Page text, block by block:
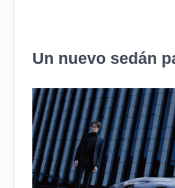
Un nuevo sedán